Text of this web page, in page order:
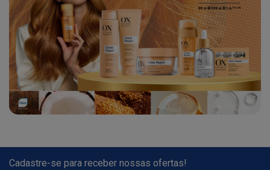
Cadastre-se para receber nossas ofertas!